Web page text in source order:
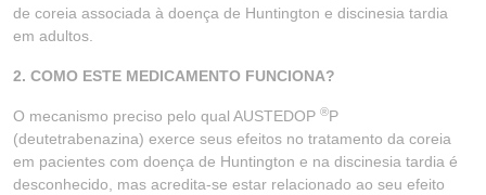
de coreia associada à doença de Huntington e discinesia tardia
em adultos.
2. COMO ESTE MEDICAMENTO FUNCIONA?
O mecanismo preciso pelo qual AUSTEDOP ®P
(deutetrabenazina) exerce seus efeitos no tratamento da coreia
em pacientes com doença de Huntington e na discinesia tardia é
desconhecido, mas acredita-se estar relacionado ao seu efeito